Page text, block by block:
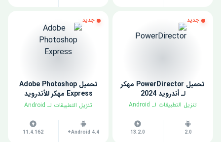
جديد
تحميل PowerDirector مهكر
لـ أندرويد 2024
​تنزيل التطبيقات لـ ​Android
2.0
13.2.0
جديد
تحميل Adobe Photoshop
Express مهكر للأندرويد
2024
​تنزيل التطبيقات لـ ​Android
Android 4.4+
11.4.162